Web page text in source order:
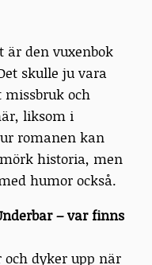
är den vuxenbok
skulle ju vara
missbruk och
liksom i
romanen kan
historia, men
humor också.
– var finns
och dyker upp när